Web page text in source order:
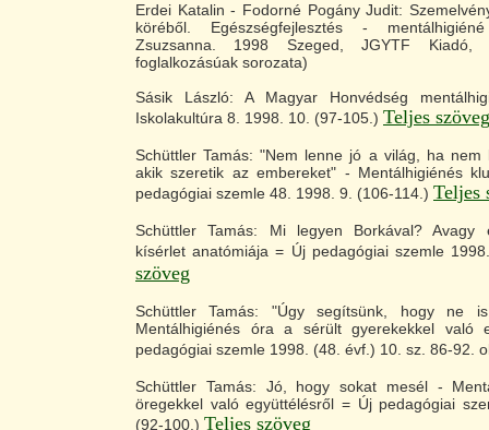
Erdei Katalin - Fodorné Pogány Judit:
köréből. Egészségfejlesztés -
Zsuzsanna. 1998 Szeged, JGYTF
foglalkozásúak sorozata)
Sásik László: A Magyar Honvédség
Iskolakultúra 8. 1998. 10. (97-105.) Teljes szöveg
Schüttler Tamás: "Nem lenne jó a világ, ha nem
akik szeretik az embereket" - Mentálhigiénés
pedagógiai szemle 48. 1998. 9. (106-114.) Teljes
Schüttler Tamás: Mi legyen Borkával? Avagy
kísérlet anatómiája = Új pedagógiai szemle
szöveg
Schüttler Tamás: "Úgy segítsünk, hogy ne
Mentálhigiénés óra a sérült gyerekekkel való
pedagógiai szemle 1998. (48. évf.) 10. sz. 86-92.
Schüttler Tamás: Jó, hogy sokat mesél -
öregekkel való együttélésről = Új pedagógiai
(92-100.) Teljes szöveg